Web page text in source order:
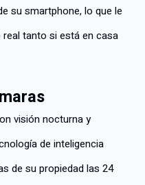
su smartphone, lo que le
tanto si está en casa
visión nocturna y
de inteligencia
de su propiedad las 24